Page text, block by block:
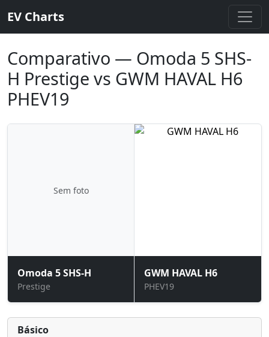
EV Charts
Comparativo — Omoda 5 SHS-
H Prestige vs GWM HAVAL H6
PHEV19
Sem foto
Omoda 5 SHS-H
Prestige
GWM HAVAL H6
PHEV19
Básico